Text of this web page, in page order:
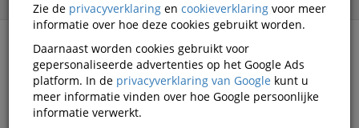
filter
Facilitaire artikelen
Hygiëne-artikelen
Toiletpapier
Tork
Zie de privacyverklaring en cookieverklaring voor meer
informatie over hoe deze cookies gebruikt worden.
Daarnaast worden cookies gebruikt voor
gepersonaliseerde advertenties op het Google Ads
platform. In de privacyverklaring van Google kunt u
meer informatie vinden over hoe Google persoonlijke
informatie verwerkt.